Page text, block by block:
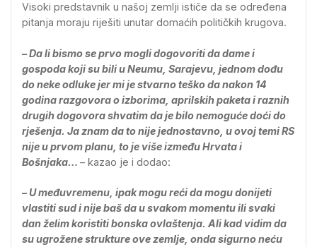
Visoki predstavnik u našoj zemlji ističe da se određena
pitanja moraju riješiti unutar domaćih političkih krugova.
– Da li bismo se prvo mogli dogovoriti da dame i
gospoda koji su bili u Neumu, Sarajevu, jednom dođu
do neke odluke jer mi je stvarno teško da nakon 14
godina razgovora o izborima, aprilskih paketa i raznih
drugih dogovora shvatim da je bilo nemoguće doći do
rješenja. Ja znam da to nije jednostavno, u ovoj temi RS
nije u prvom planu, to je više između Hrvata i
Bošnjaka… – kazao je i dodao:
– U međuvremenu, ipak mogu reći da mogu donijeti
vlastiti sud i nije baš da u svakom momentu ili svaki
dan želim koristiti bonska ovlaštenja. Ali kad vidim da
su ugrožene strukture ove zemlje, onda sigurno neću